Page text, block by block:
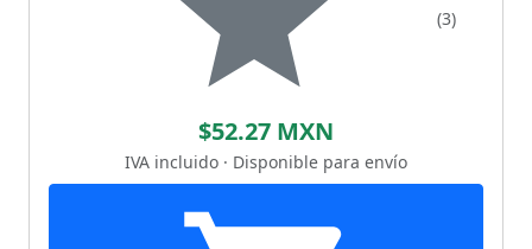
(3)
$52.27 MXN
IVA incluido · Disponible para envío